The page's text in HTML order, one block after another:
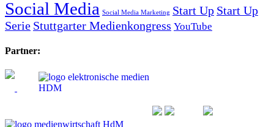
Social Media Social Media Marketing Start Up Start Up
Serie Stuttgarter Medienkongress YouTube
Partner: